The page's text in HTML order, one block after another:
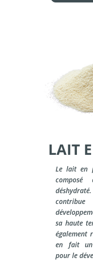
LAIT
Le lait en
sa haute
également
en fait un
pour le